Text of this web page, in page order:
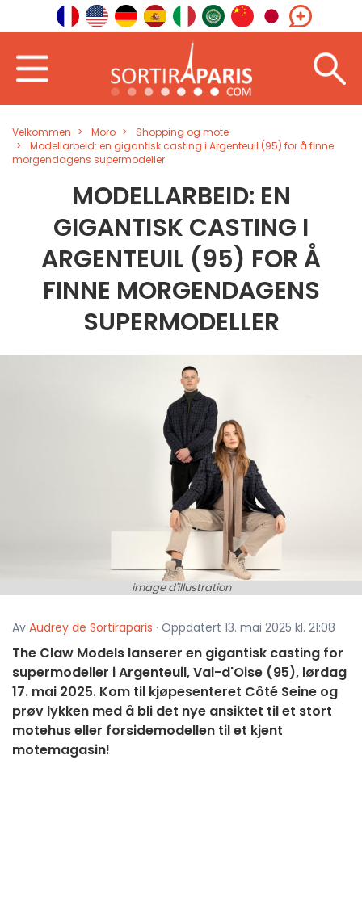
Velkommen Moro
Shopping og mote
Modellarbeid: en gigantisk casting i Argenteuil (95) for å finne
morgendagens supermodeller
MODELLARBEID: EN
GIGANTISK CASTING I
ARGENTEUIL (95) FOR Å
FINNE MORGENDAGENS
SUPERMODELLER
image d'illustration
Av Audrey de Sortiraparis · Oppdatert 13. mai 2025 kl. 21:08
The Claw Models lanserer en gigantisk casting for
supermodeller i Argenteuil, Val-d'Oise (95), lørdag
17. mai 2025. Kom til kjøpesenteret Côté Seine og
prøv lykken med å bli det nye ansiktet til et stort
motehus eller forsidemodellen til et kjent
motemagasin!